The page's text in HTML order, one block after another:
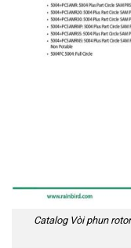
Catalog Vòi phun